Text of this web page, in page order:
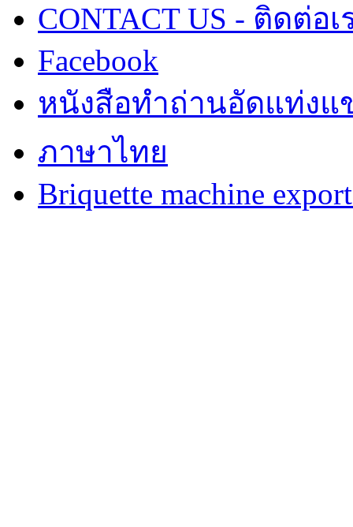
CONTACT US - ติดต่อเ
Facebook
หนังสือทำถ่านอัดแท่งแ
ภาษาไทย
Briquette machine